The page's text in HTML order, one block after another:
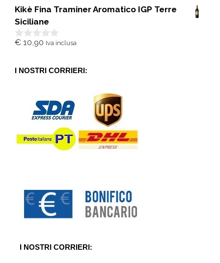
u
5
Kikè Fina Traminer Aromatico IGP Terre
Siciliane
0
5
€ 10,90 Iva inclusa
I NOSTRI CORRIERI:
I NOSTRI CORRIERI: